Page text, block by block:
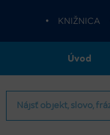
• KNIŽNICA
Úvod